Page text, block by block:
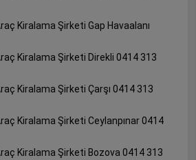
Kiralama Şirketi Gap Havaalanı
Kiralama Şirketi Direkli 0414 313
Kiralama Şirketi Çarşı 0414 313
Kiralama Şirketi Ceylanpınar 0414
Kiralama Şirketi Bozova 0414 313